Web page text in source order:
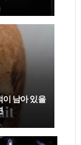
남아 있을